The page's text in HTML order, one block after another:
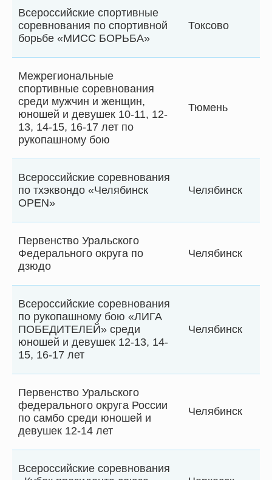
Всероссийские спортивные
соревнования по спортивной
борьбе «МИСС БОРЬБА»
Токсово
Межрегиональные
спортивные соревнования
среди мужчин и женщин,
юношей и девушек 10-11, 12-
13, 14-15, 16-17 лет по
рукопашному бою
Тюмень
Всероссийские соревнования
по тхэквондо «Челябинск
OPEN»
Челябинск
Первенство Уральского
Федерального округа по
дзюдо
Челябинск
Всероссийские соревнования
по рукопашному бою «ЛИГА
ПОБЕДИТЕЛЕЙ» среди
юношей и девушек 12-13, 14-
15, 16-17 лет
Челябинск
Первенство Уральского
федерального округа России
по самбо среди юношей и
девушек 12-14 лет
Челябинск
Всероссийские соревнования